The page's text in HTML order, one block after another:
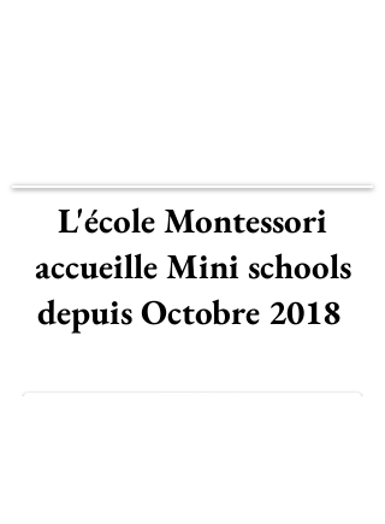
L'école Montessori
accueille Mini schools
depuis Octobre 2018